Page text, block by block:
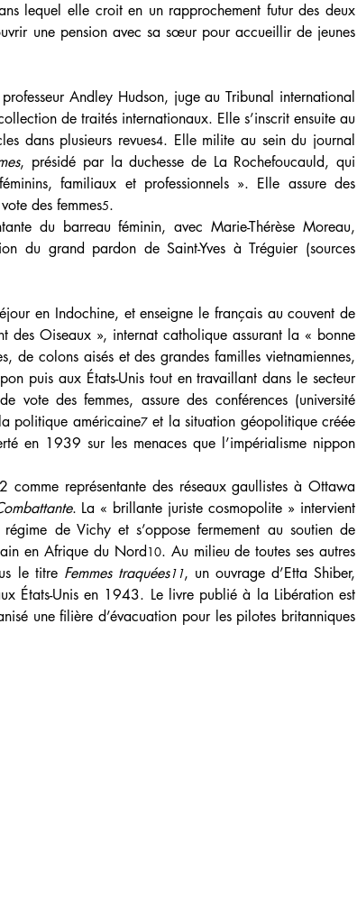
lequel elle croit en un rapprochement futur des deux
une pension avec sa sœur pour accueillir de jeunes
Andley Hudson, juge au Tribunal international
de traités internationaux. Elle s’inscrit ensuite au
dans plusieurs revues4. Elle milite au sein du journal
, présidé par la duchesse de La Rochefoucauld, qui
familiaux et professionnels ». Elle assure des
des femmes5.
du barreau féminin, avec Marie-Thérèse Moreau,
du grand pardon de Saint-Yves à Tréguier (sources
en Indochine, et enseigne le français au couvent de
des Oiseaux », internat catholique assurant la « bonne
de colons aisés et des grandes familles vietnamiennes,
puis aux États-Unis tout en travaillant dans le secteur
des femmes, assure des conférences (université
politique américaine7 et la situation géopolitique créée
en 1939 sur les menaces que l’impérialisme nippon
représentante des réseaux gaullistes à Ottawa
. La « brillante juriste cosmopolite » intervient
de Vichy et s’oppose fermement au soutien de
en Afrique du Nord 10. Au milieu de toutes ses autres
le titre Femmes traquées11
États-Unis en 1943. Le livre publié à la Libération est
une filière d’évacuation pour les pilotes britanniques